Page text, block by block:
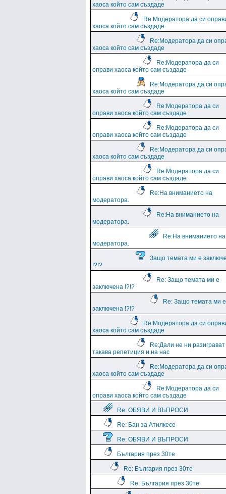
хаоса който сам създаде
Re:Модератора да си
хаоса който сам създаде
Re:Модератора да си
хаоса който сам създаде
Re:Модератора да си
оправи хаоса който сам създаде
Re:Модератора да си
хаоса който сам създаде
Re:Модератора да си
оправи хаоса който сам създаде
Re:Модератора да си
оправи хаоса който сам създаде
Re:Модератора да си
хаоса който сам създаде
Re:Модератора да си
оправи хаоса който сам създаде
Re:На вниманието на
модератора.
Re:На вниманието на
модератора.
Re:На вниманието на
модератора.
Защо темата ми е
!?!?
Re: Защо темата ми е
заключена !?!?
Re: Защо темата ми е
заключена !?!?
Re:Модератора да си
хаоса който сам създаде
Re:Дали не ни разиграват
такава репетиция и на нас
Re:Модератора да си
хаоса който сам създаде
Re:Модератора да си
оправи хаоса който сам създаде
Re: ОБЯВИ И ВЪПРОСИ
Re: Бан за Атилкесе
Re: ОБЯВИ И ВЪПРОСИ
България през 30те
Re: България през 30те
Re: България през 30те